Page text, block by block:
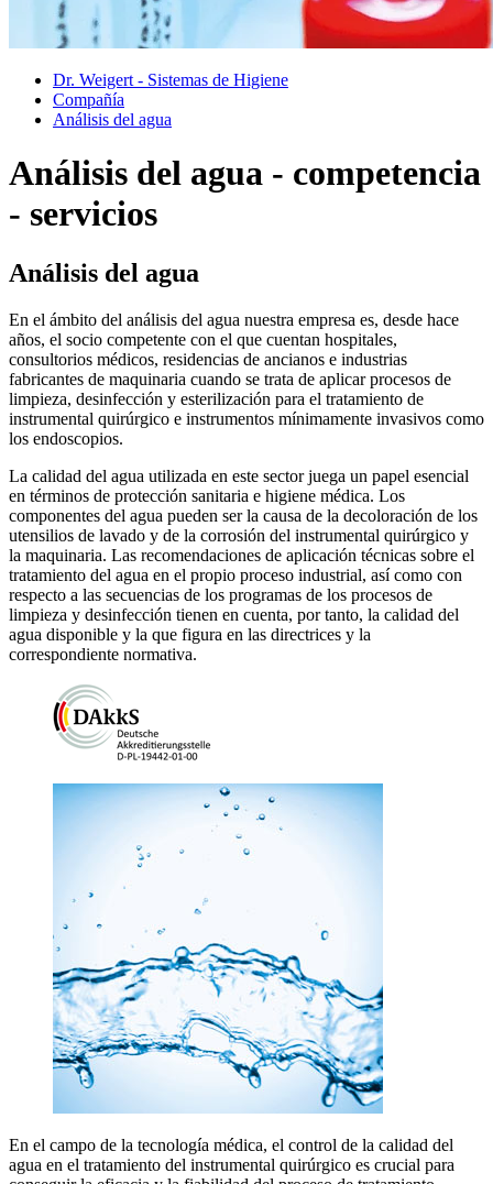
Dr. Weigert - Sistemas de Higiene
Compañía
Análisis del agua
Análisis del agua - competencia
- servicios
Análisis del agua
En el ámbito del análisis del agua nuestra empresa es, desde hace
años, el socio competente con el que cuentan hospitales,
consultorios médicos, residencias de ancianos e industrias
fabricantes de maquinaria cuando se trata de aplicar procesos de
limpieza, desinfección y esterilización para el tratamiento de
instrumental quirúrgico e instrumentos mínimamente invasivos como
los endoscopios.
La calidad del agua utilizada en este sector juega un papel esencial
en términos de protección sanitaria e higiene médica. Los
componentes del agua pueden ser la causa de la decoloración de los
utensilios de lavado y de la corrosión del instrumental quirúrgico y
la maquinaria. Las recomendaciones de aplicación técnicas sobre el
tratamiento del agua en el propio proceso industrial, así como con
respecto a las secuencias de los programas de los procesos de
limpieza y desinfección tienen en cuenta, por tanto, la calidad del
agua disponible y la que figura en las directrices y la
correspondiente normativa.
En el campo de la tecnología médica, el control de la calidad del
agua en el tratamiento del instrumental quirúrgico es crucial para